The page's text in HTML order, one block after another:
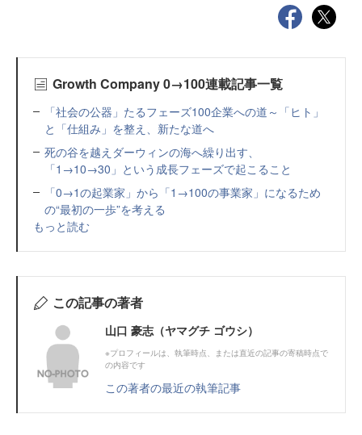
Growth Company 0→100連載記事一覧
「社会の公器」たるフェーズ100企業への道～「ヒト」
と「仕組み」を整え、新たな道へ
死の谷を越えダーウィンの海へ繰り出す、
「1→10→30」という成長フェーズで起こること
「0→1の起業家」から「1→100の事業家」になるため
の“最初の一歩”を考える
もっと読む
この記事の著者
山口 豪志（ヤマグチ ゴウシ）
※プロフィールは、執筆時点、または直近の記事の寄稿時点で
の内容です
この著者の最近の執筆記事